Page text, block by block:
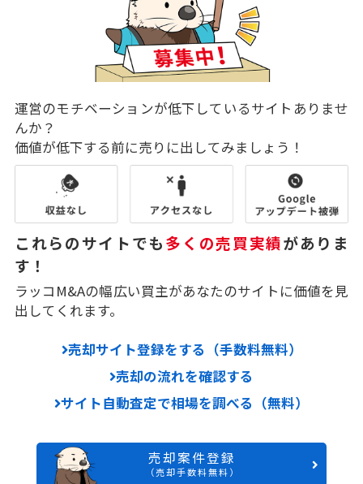
運営のモチベーションが低下しているサイトありませ
んか？
価値が低下する前に売りに出してみましょう！
これらのサイトでも多くの売買実績がありま
す！
ラッコM&Aの幅広い買主があなたのサイトに価値を見
出してくれます。
売却サイト登録をする（手数料無料）
売却の流れを確認する
サイト自動査定で相場を調べる（無料）
売却案件登録
（売却手数料無料）